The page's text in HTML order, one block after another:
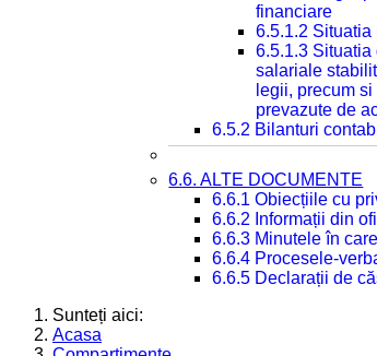
financiare
6.5.1.2 Situatia
6.5.1.3 Situatia
salariale
legii, precum
prevazute de
6.5.2 Bilanturi
6.6. ALTE DOCUMENTE
6.6.1 Obiecțiile cu
6.6.2 Informații din
6.6.3 Minutele în
6.6.4 Procesele-
6.6.5 Declarații de
Sunteți aici:
Acasa